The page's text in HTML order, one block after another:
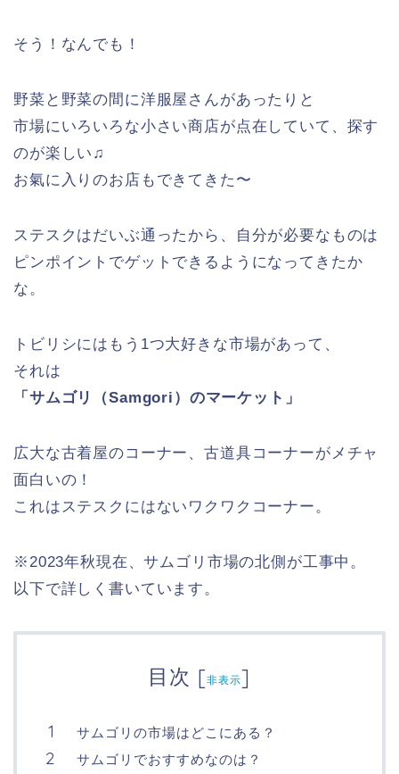
そう！なんでも！
野菜と野菜の間に洋服屋さんがあったりと
市場にいろいろな小さい商店が点在していて、探す
のが楽しい♫
お氣に入りのお店もできてきた〜
ステスクはだいぶ通ったから、自分が必要なものは
ピンポイントでゲットできるようになってきたか
な。
トビリシにはもう1つ大好きな市場があって、
それは
「サムゴリ（Samgori）のマーケット」
広大な古着屋のコーナー、古道具コーナーがメチャ
面白いの！
これはステスクにはないワクワクコーナー。
※2023年秋現在、サムゴリ市場の北側が工事中。
以下で詳しく書いています。
目次 [非表示]
サムゴリの市場はどこにある？
サムゴリでおすすめなのは？